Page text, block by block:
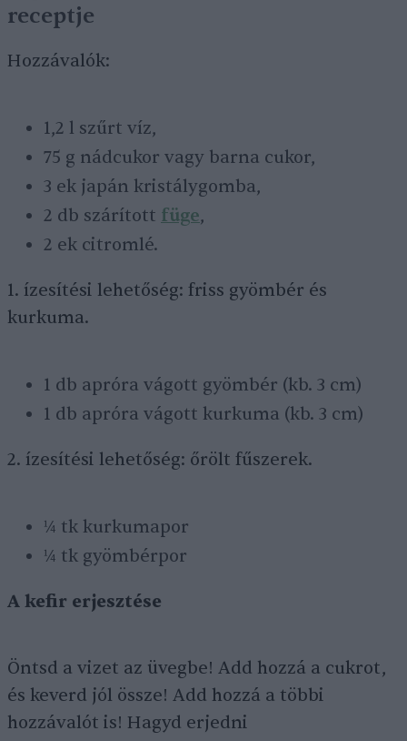
receptje
Hozzávalók:
1,2 l szűrt víz,
75 g nádcukor vagy barna cukor,
3 ek japán kristálygomba,
2 db szárított füge,
2 ek citromlé.
1. ízesítési lehetőség: friss gyömbér és
kurkuma.
1 db apróra vágott gyömbér (kb. 3 cm)
1 db apróra vágott kurkuma (kb. 3 cm)
2. ízesítési lehetőség: őrölt fűszerek.
¼ tk kurkumapor
¼ tk gyömbérpor
A kefir erjesztése
Öntsd a vizet az üvegbe! Add hozzá a cukrot,
és keverd jól össze! Add hozzá a többi
hozzávalót is! Hagyd erjedni